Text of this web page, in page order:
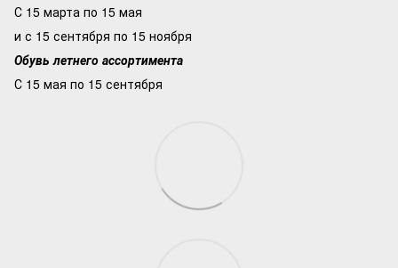
С 15 марта по 15 мая
и с 15 сентября по 15 ноября
Обувь летнего ассортимента
С 15 мая по 15 сентября